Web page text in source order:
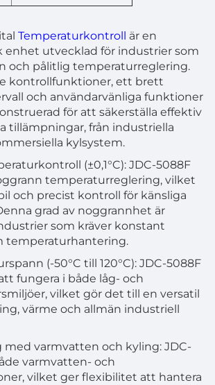
Temperaturkontroll är en
enhet utvecklad för industrier som
och pålitlig temperaturreglering.
kontrollfunktioner, ett brett
och användarvänliga funktioner
för att säkerställa effektiv
tillämpningar, från industriella
kylsystem.
(±0,1°C): JDC-5088F
temperaturreglering, vilket
och precist kontroll för känsliga
grad av noggrannhet är
som kräver konstant
temperaturhantering.
(-50°C till 120°C): JDC-5088F
fungera i både låg- och
vilket gör det till en versatil
värme och allmän industriell
varmvatten och kyling: JDC-
varmvatten- och
vilket ger flexibilitet att hantera